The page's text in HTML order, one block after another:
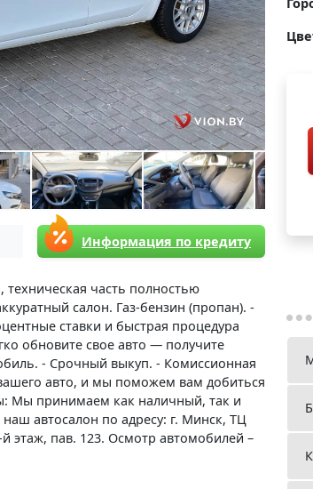
Информация по кредиту
техническая часть полностью
салон. Газ-бензин (пропан). -
ставки и быстрая процедура
обновите свое авто — получите
- Срочный выкуп. - Комиссионная
авто, и мы поможем вам добиться
Мы принимаем как наличный, так и
автосалон по адресу: г. Минск, ТЦ
этаж, пав. 123. Осмотр автомобилей –